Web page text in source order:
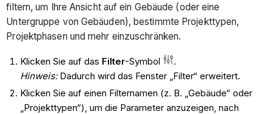
filtern, um Ihre Ansicht auf ein Gebäude (oder eine
Untergruppe von Gebäuden), bestimmte Projekttypen,
Projektphasen und mehr einzuschränken.
Klicken Sie auf das Filter-Symbol
.
Hinweis: Dadurch wird das Fenster „Filter“ erweitert.
Klicken Sie auf einen Filternamen (z. B. „Gebäude“ oder
„Projekttypen“), um die Parameter anzuzeigen, nach